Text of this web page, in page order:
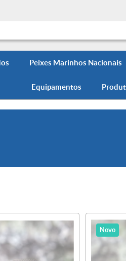
Peixes Marinhos Nacionais
Equipamentos
Novo